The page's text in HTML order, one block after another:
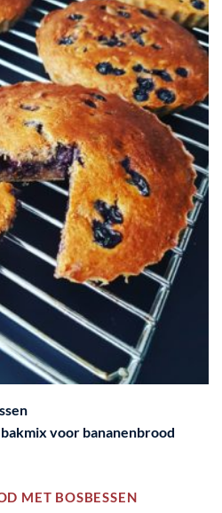
voor bananenbrood
MET BOSBESSEN